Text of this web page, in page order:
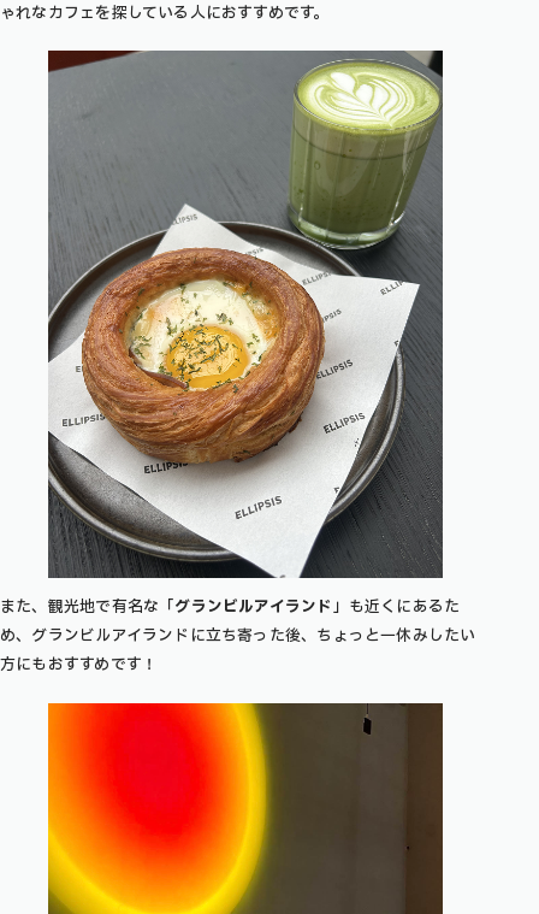
ゃれなカフェを探している人におすすめです。
また、観光地で有名な「グランビルアイランド」も近くにあるた
め、グランビルアイランドに立ち寄った後、ちょっと一休みしたい
方にもおすすめです！